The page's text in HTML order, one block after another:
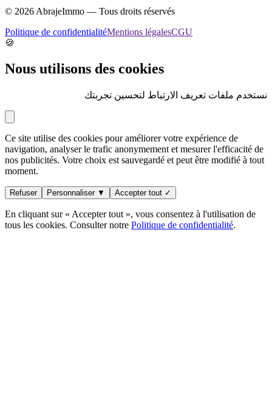
© 2026AbrajeImmo — Tous droits réservés
Politique de confidentialitéMentions légalesCGU
🍪
Nous utilisons des cookies
نستخدم ملفات تعريف الارتباط لتحسين تجربتك
Ce site utilise des cookies pour améliorer votre expérience de
navigation, analyser le trafic anonymement et mesurer l'efficacité de
nos publicités. Votre choix est sauvegardé et peut être modifié à tout
moment.
Refuser Personnaliser ▼ Accepter tout ✓
En cliquant sur « Accepter tout », vous consentez à l'utilisation de
tous les cookies. Consulter notre Politique de confidentialité.